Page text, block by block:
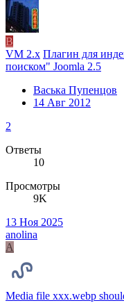
В
VM 2.x Плагин для
поиском" Joomla 2.5
Васька Пупенцов
14 Авг 2012
2
Ответы
10
Просмотры
9K
13 Ноя 2025
anolina
A
Media file xxx.webp